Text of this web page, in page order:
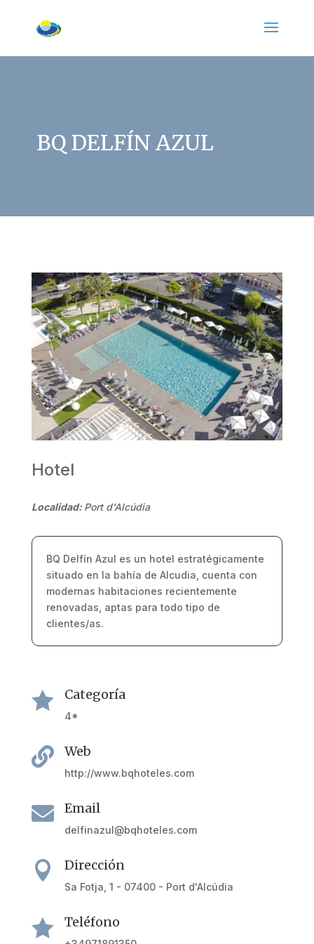
BQ DELFÍN AZUL
Hotel
Localidad: Port d'Alcúdia
BQ Delfín Azul es un hotel estratégicamente
situado en la bahía de Alcudia, cuenta con
modernas habitaciones recientemente
renovadas, aptas para todo tipo de
clientes/as.
 Categoría
4*
 Web
http://www.bqhoteles.com
 Email
delfinazul@bqhoteles.com
 Dirección
Sa Fotja, 1 - 07400 - Port d'Alcúdia
 Teléfono